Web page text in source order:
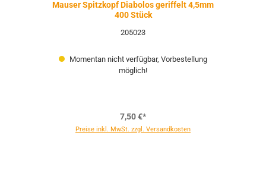
Mauser Spitzkopf Diabolos geriffelt 4,5mm
400 Stück
205023
Momentan nicht verfügbar, Vorbestellung
möglich!
7,50 €*
Preise inkl. MwSt. zzgl. Versandkosten